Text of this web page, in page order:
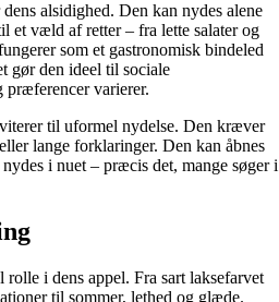
alsidighed. Den kan nydes alene
et væld af retter – fra lette salater og
som et gastronomisk bindeled
gør den ideel til sociale
præferencer varierer.
til uformel nydelse. Den kræver
lange forklaringer. Den kan åbnes
i nuet – præcis det, mange søger i
rolle i dens appel. Fra sart laksefarvet
til sommer, lethed og glæde.